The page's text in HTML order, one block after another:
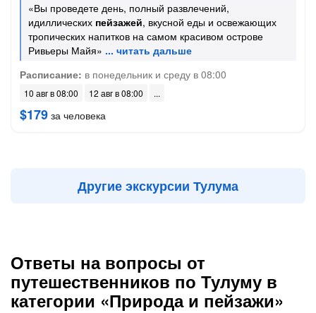
«Вы проведете день, полный развлечений,
идиллических пейзажей, вкусной еды и освежающих
тропических напитков на самом красивом острове
Ривьеры Майя»
Расписание: в понедельник и среду в 08:00
10 авг в 08:00 12 авг в 08:00
$179 за человека
Другие экскурсии Тулума
Ответы на вопросы от
путешественников по Тулуму в
категории «Природа и пейзажи»